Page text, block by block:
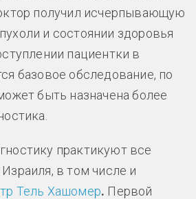
получил исчерпывающую
и состоянии здоровья
пациентки в
базовое обследование, по
быть назначена более
практикуют все
в том числе и
Тель Хашомер. Первой